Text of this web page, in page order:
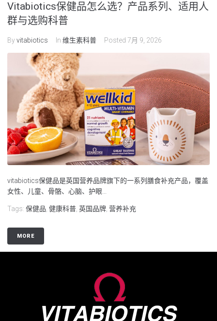
Vitabiotics保健品怎么选？产品系列、适用人
群与选购科普
Byvitabiotics In 维生素科普 Posted 7月 9, 2026
vitabiotics保健品是英国营养品牌旗下的一系列膳食补充产品，覆盖
女性、儿童、骨骼、心脑、护眼...
Tags: 保健品, 健康科普, 英国品牌, 营养补充
MORE